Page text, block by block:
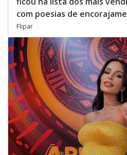
com poesias de
Flipar